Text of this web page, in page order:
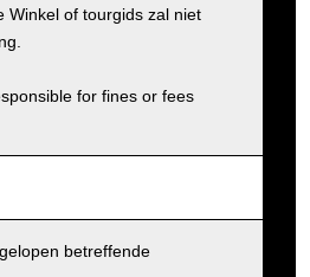
Winkel of tourgids zal niet
for fines or fees
betreffende